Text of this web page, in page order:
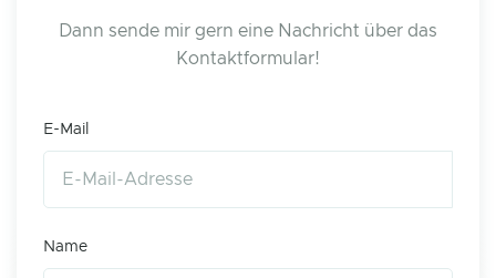
Dann sende mir gern eine Nachricht über das
Kontaktformular!
E-Mail
Name